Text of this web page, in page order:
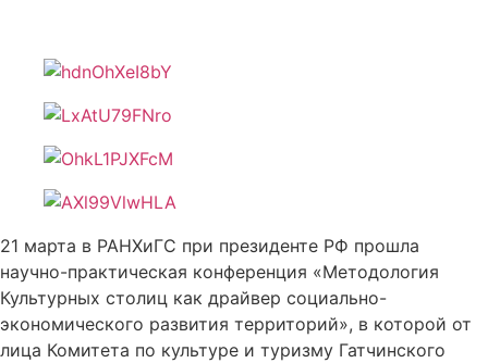
21 марта в РАНХиГС при президенте РФ прошла
научно-практическая конференция «Методология
Культурных столиц как драйвер социально-
экономического развития территорий», в которой от
лица Комитета по культуре и туризму Гатчинского